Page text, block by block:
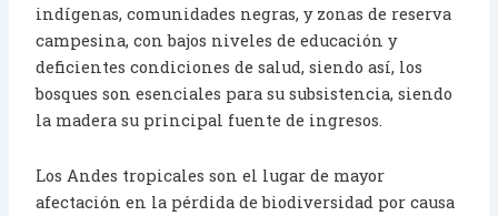
indígenas, comunidades negras, y zonas de reserva
campesina, con bajos niveles de educación y
deficientes condiciones de salud, siendo así, los
bosques son esenciales para su subsistencia, siendo
la madera su principal fuente de ingresos.
Los Andes tropicales son el lugar de mayor
afectación en la pérdida de biodiversidad por causa